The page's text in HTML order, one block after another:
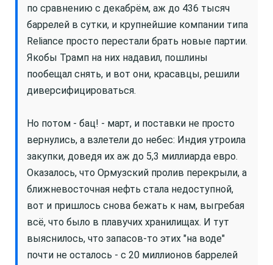
по сравнению с декабрём, аж до 436 тысяч
баррелей в сутки, и крупнейшие компании типа
Reliance просто перестали брать новые партии.
Якобы Трамп на них надавил, пошлины
пообещал снять, и вот они, красавцы, решили
диверсифицироваться.
Но потом - бац! - март, и поставки не просто
вернулись, а взлетели до небес: Индия утроила
закупки, доведя их аж до 5,3 миллиарда евро.
Оказалось, что Ормузский пролив перекрыли, а
ближневосточная нефть стала недоступной,
вот и пришлось снова бежать к нам, выгребая
всё, что было в плавучих хранилищах. И тут
выяснилось, что запасов-то этих "на воде"
почти не осталось - с 20 миллионов баррелей